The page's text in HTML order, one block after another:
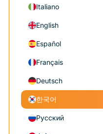
Italiano
English
Español
Français
Deutsch
한국어
Русский